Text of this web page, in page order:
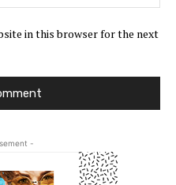
in this browser for the next
-